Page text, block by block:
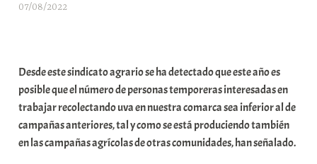
07/08/2022
a
r
E
r
r
Desde este sindicato agrario se ha detectado que este año es
posible que el número de personas temporeras interesadas en
trabajar recolectando uva en nuestra comarca sea inferior al de
campañas anteriores, tal y como se está produciendo también
en las campañas agrícolas de otras comunidades, han señalado.